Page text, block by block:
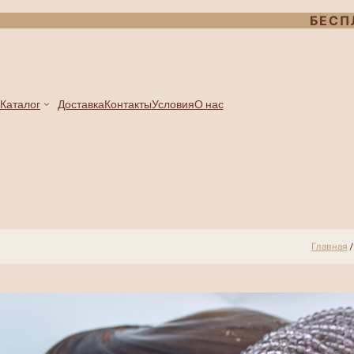
Каталог ДоставкаКонтактыУсловияО нас
Главная /